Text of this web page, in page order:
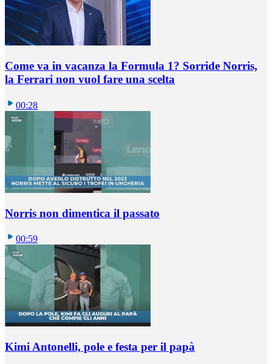
Come va in vacanza la Formula 1? Sorride Norris,
la Ferrari non vuol fare una scelta
00:28
Norris non dimentica il passato
00:59
Kimi Antonelli, pole e festa per il papà